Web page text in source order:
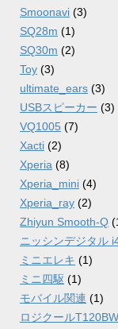
Smoonavi (3)
SQ28m (1)
SQ30m (2)
Toy (3)
ultimate_ears (3)
USBスピーカー (3)
VQ1005 (7)
Xacti (2)
Xperia (8)
Xperia_mini (4)
Xperia_ray (2)
Zhiyun Smooth-Q
ニッシンデジタル
ミニエレキ (1)
ミニ四駆 (1)
モバイル関連 (1)
ロジクールT120BW